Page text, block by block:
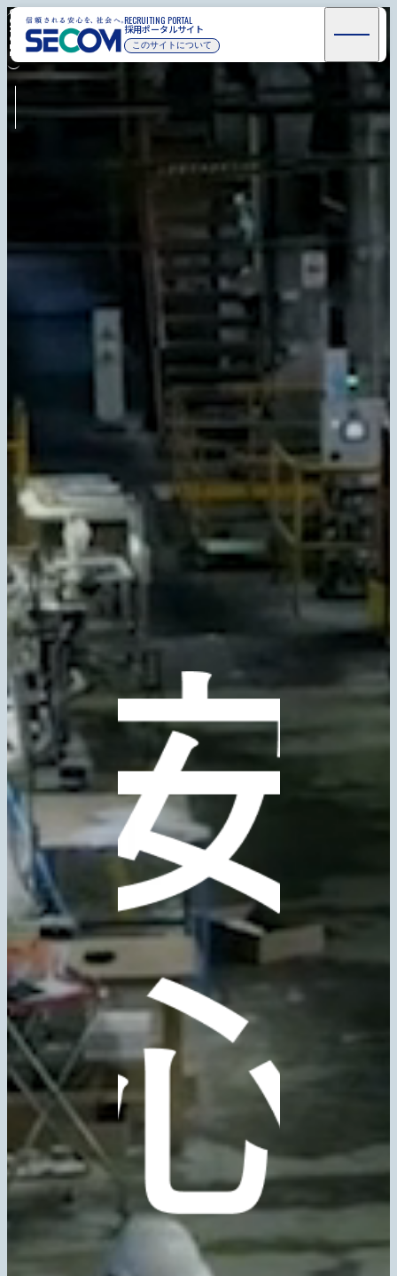
RECRUITING PORTAL
採用ポータルサイト
このサイトについて
セコム採用ポータルサイト
（SCROLL）
RECRUITING PORTAL
採用ポータルサイトトップページ
セコムグループの事業
ビジョン
セコムの言葉
セコムが成し遂げてきたこと
中途 高校生 専門・短大
障がい者
就活生必見！
secom_recruit
“ほっこり”が
こむこむせこ
最新を動画で
SECOM TV
「安全・安
心」
セコムタウン